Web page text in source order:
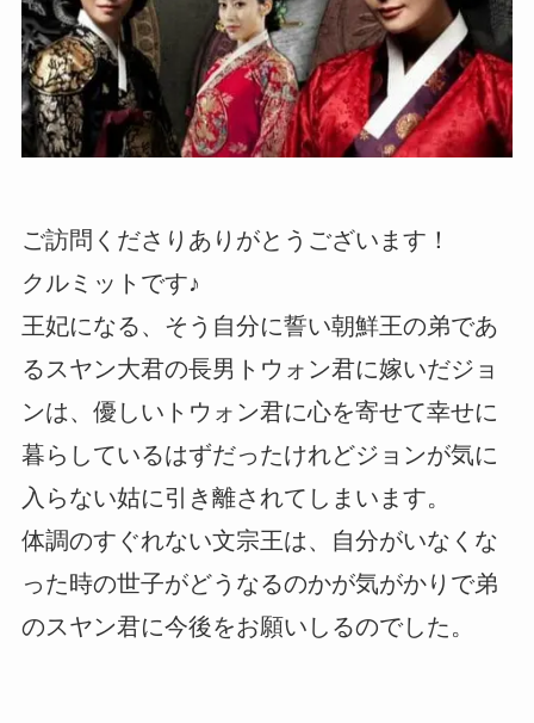
ご訪問くださりありがとうございます！
クルミットです♪
王妃になる、そう自分に誓い朝鮮王の弟であ
るスヤン大君の長男トウォン君に嫁いだジョ
ンは、優しいトウォン君に心を寄せて幸せに
暮らしているはずだったけれどジョンが気に
入らない姑に引き離されてしまいます。
体調のすぐれない文宗王は、自分がいなくな
った時の世子がどうなるのかが気がかりで弟
のスヤン君に今後をお願いしるのでした。